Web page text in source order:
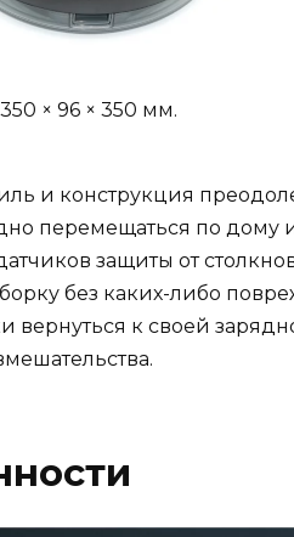
× 96 × 350 мм.
и конструкция
перемещаться по дому
защиты от
без каких-либо
вернуться к своей